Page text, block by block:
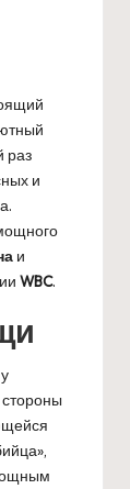
раз
и
и
WBC.